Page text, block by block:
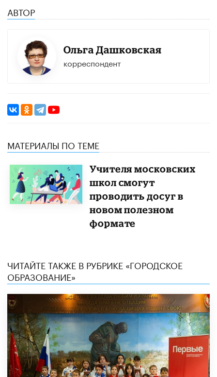
АВТОР
Ольга Дашковская
корреспондент
МАТЕРИАЛЫ ПО ТЕМЕ
Учителя московских
школ смогут
проводить досуг в
новом полезном
формате
ЧИТАЙТЕ ТАКЖЕ В РУБРИКЕ «ГОРОДСКОЕ
ОБРАЗОВАНИЕ»